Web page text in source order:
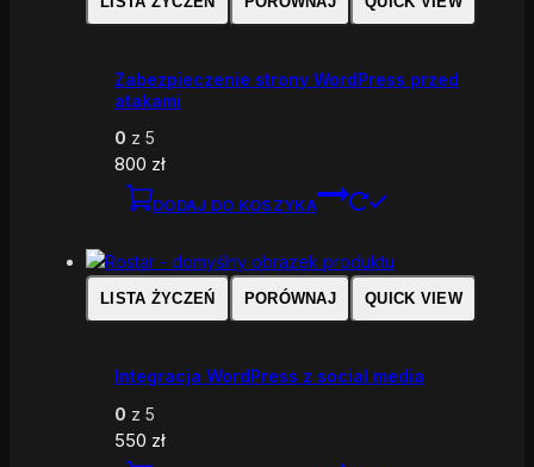
Zabezpieczenie strony WordPress przed
atakami
0 z 5
800 zł
DODAJ DO KOSZYKA
LISTA ŻYCZEŃ PORÓWNAJ QUICK VIEW
Integracja WordPress z social media
0 z 5
550 zł